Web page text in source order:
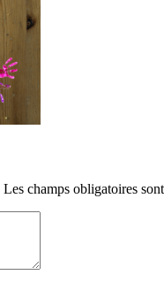
Les champs obligatoires